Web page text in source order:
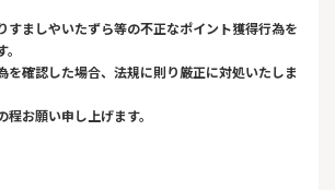
すましやいたずら等の不正なポイント獲得行為を
を確認した場合、法規に則り厳正に対処いたしま
お願い申し上げます。